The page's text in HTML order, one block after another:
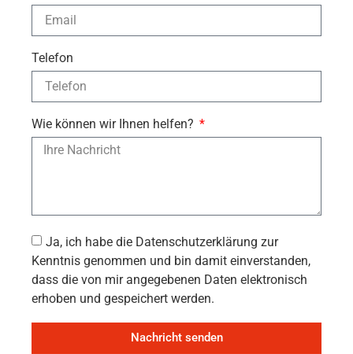
Telefon
Wie können wir Ihnen helfen?
Ja, ich habe die Datenschutzerklärung zur
Kenntnis genommen und bin damit einverstanden,
dass die von mir angegebenen Daten elektronisch
erhoben und gespeichert werden.
Nachricht senden